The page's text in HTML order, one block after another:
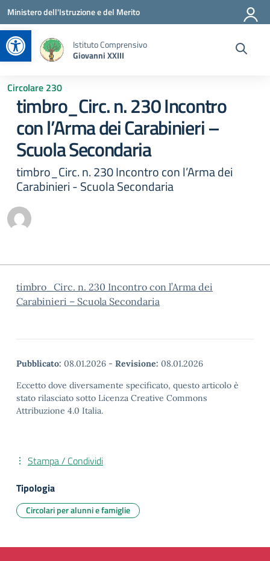
Apri la barra degli strumenti
Vai ai contenuti
Vai al menu di navigazione
Vai al footer
Ministero dell'Istruzione e del Merito
Istituto Comprensivo
Giovanni XXIII
Circolare 230
timbro_Circ. n. 230 Incontro
con l’Arma dei Carabinieri –
Scuola Secondaria
timbro_Circ. n. 230 Incontro con l’Arma dei
Carabinieri - Scuola Secondaria
timbro_Circ. n. 230 Incontro con l’Arma dei
Carabinieri – Scuola Secondaria
Pubblicato: 08.01.2026 - Revisione: 08.01.2026
Eccetto dove diversamente specificato, questo articolo è
stato rilasciato sotto Licenza Creative Commons
Attribuzione 4.0 Italia.
Stampa / Condividi
Tipologia
Circolari per alunni e famiglie